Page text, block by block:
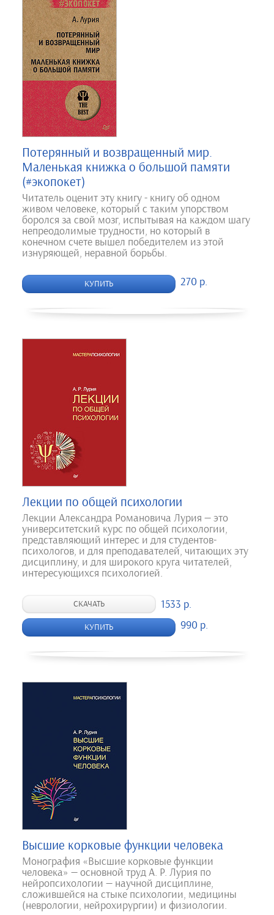
Потерянный и возвращенный мир.
Маленькая книжка о большой памяти
(#экопокет)
Читатель оценит эту книгу - книгу об одном
живом человеке, который с таким упорством
боролся за свой мозг, испытывая на каждом шагу
непреодолимые трудности, но который в
конечном счете вышел победителем из этой
изнуряющей, неравной борьбы.
КУПИТЬ 270 р.
Лекции по общей психологии
Лекции Александра Романовича Лурия — это
университетский курс по общей психологии,
представляющий интерес и для студентов-
психологов, и для преподавателей, читающих эту
дисциплину, и для широкого круга читателей,
интересующихся психологией.
СКАЧАТЬ 1533 р.
КУПИТЬ 990 р.
Высшие корковые функции человека
Монография «Высшие корковые функции
человека» — основной труд А. Р. Лурия по
нейропсихологии — научной дисциплине,
сложившейся на стыке психологии, медицины
(неврологии, нейрохирургии) и физиологии.